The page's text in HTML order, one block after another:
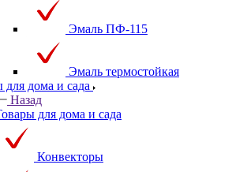
Эмаль ПФ-115
Эмаль термостойкая
для дома и сада
Назад
для дома и сада
Конвекторы